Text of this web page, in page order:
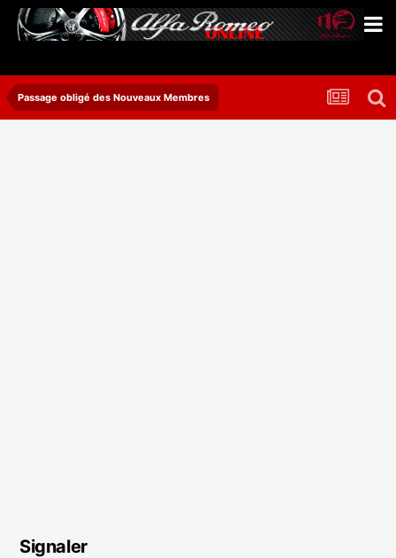
Passage obligé des Nouveaux Membres
Signaler